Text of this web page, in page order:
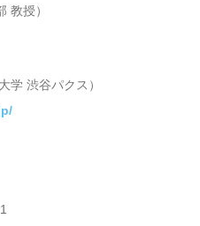
教授）
学 渋谷パクス）